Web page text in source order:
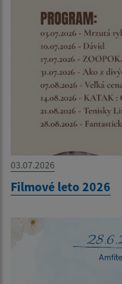
03.07.2026
Filmové leto 2026